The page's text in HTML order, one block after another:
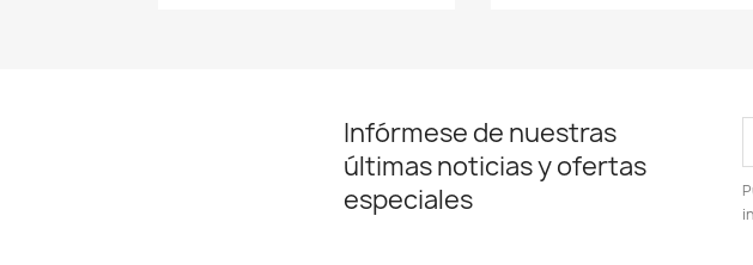
Infórmese de nuestras
últimas noticias y ofertas
especiales